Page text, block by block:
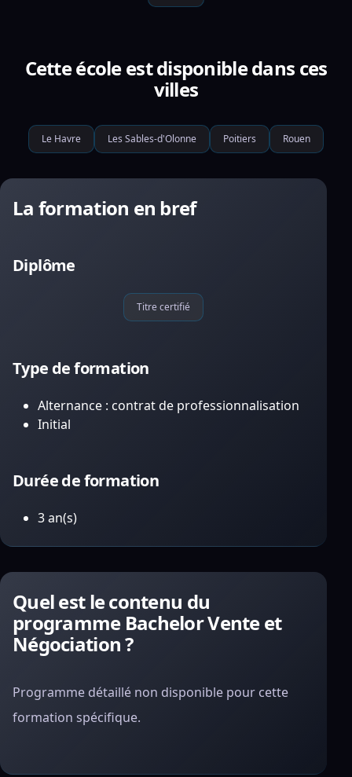
Cette école est disponible dans ces
villes
Le Havre Les Sables-d'Olonne Poitiers Rouen
La formation en bref
Diplôme
Titre certifié
Type de formation
Alternance : contrat de professionnalisation
Initial
Durée de formation
3 an(s)
Quel est le contenu du
programme Bachelor Vente et
Négociation ?
Programme détaillé non disponible pour cette
formation spécifique.